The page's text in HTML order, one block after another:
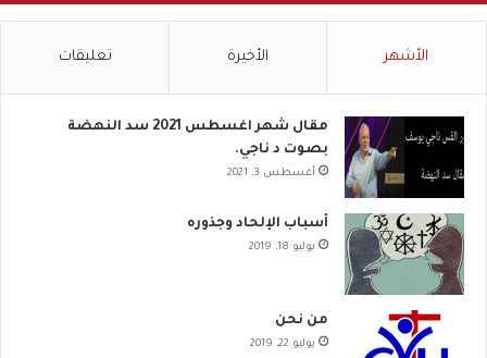
الأشهر الأخيرة تعليقات
مقال شهر اغسطس 2021 سد النهضة
بصوت د ناجي.
أغسطس 3, 2021
أسباب الإلحاد وجذوره
يوليو 18, 2019
من نحن
يوليو 22, 2019